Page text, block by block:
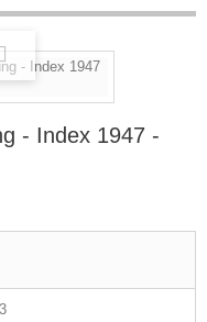
- Index 1947 -